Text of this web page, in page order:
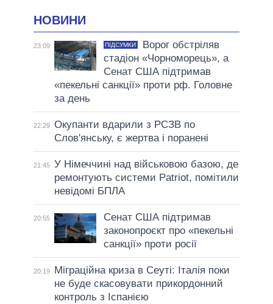
НОВИНИ
23:09 ПІДСУМКИ
Ворог обстріляв
стадіон «Чорноморець», а
Сенат США підтримав
«пекельні санкції» проти рф. Головне
за день
22:29 Окупанти вдарили з РСЗВ по
Слов'янську, є жертва і поранені
21:45 У Німеччині над військовою базою, де
ремонтують системи Patriot, помітили
невідомі БПЛА
20:55
Сенат США підтримав
законопроєкт про «пекельні
санкції» проти росії
20:19
Міграційна криза в Сеуті: Італія поки
не буде скасовувати прикордонний
контроль з Іспанією